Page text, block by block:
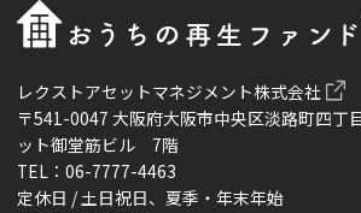
レクストアセットマネジメント株式会社
〒541-0047 大阪府大阪市中央区淡路町四丁
ット御堂筋ビル 7階
TEL：06-7777-4463
定休日 / 土日祝日、夏季・年末年始